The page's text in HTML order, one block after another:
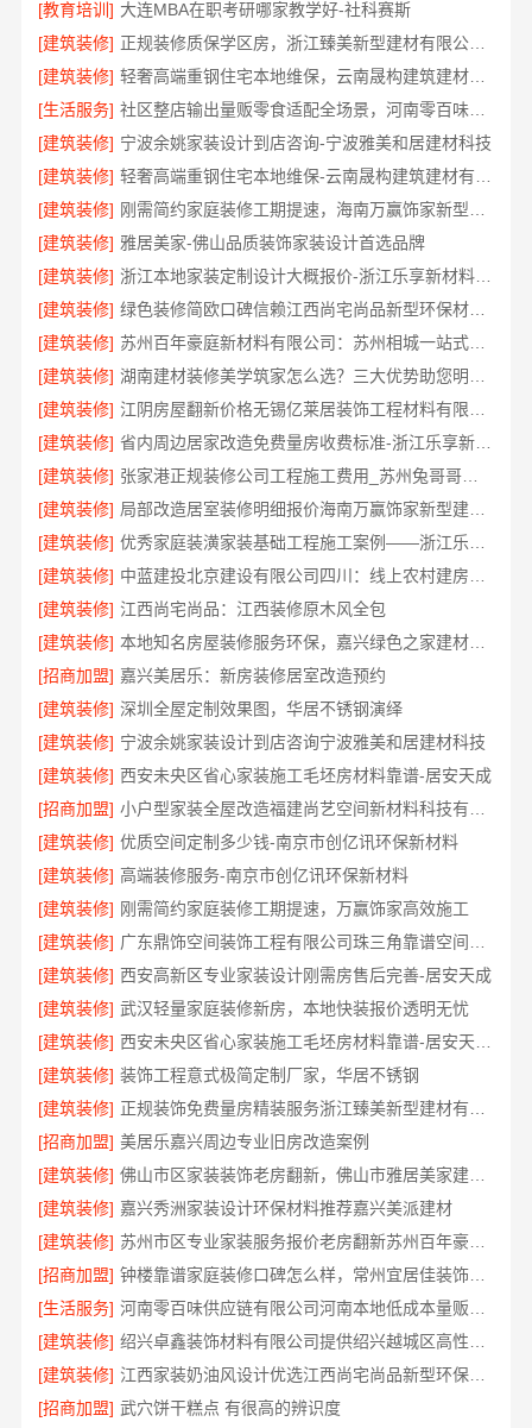
[教育培训] 大连MBA在职考研哪家教学好-社科赛斯
[建筑装修]
正规装修质保学区房，浙江臻美新型建材有限公司安心
[建筑装修]
轻奢高端重钢住宅本地维保，云南晟构建筑建材有限公司贴心服务
[生活服务]
社区整店输出量贩零食适配全场景，河南零百味供应链有限公司
[建筑装修] 宁波余姚家装设计到店咨询-宁波雅美和居建材科技
[建筑装修]
[建筑装修]
[建筑装修] 雅居美家-佛山品质装饰家装设计首选品牌
[建筑装修]
浙江本地家装定制设计大概报价-浙江乐享新材料有限公司
[建筑装修]
绿色装修简欧口碑信赖江西尚宅尚品新型环保材料有限公司
[建筑装修]
苏州百年豪庭新材料有限公司：苏州相城一站式家装设计多少钱拎包入住
[建筑装修]
[建筑装修]
[建筑装修]
省内周边居家改造免费量房收费标准-浙江乐享新材料有限公司
[建筑装修]
张家港正规装修公司工程施工费用_苏州兔哥哥智装新材料
[建筑装修]
局部改造居室装修明细报价海南万赢饰家新型建筑材料有限公
[建筑装修]
[建筑装修]
[建筑装修] 江西尚宅尚品：江西装修原木风全包
[建筑装修]
本地知名房屋装修服务环保，嘉兴绿色之家建材科技有限公司
[招商加盟] 嘉兴美居乐：新房装修居室改造预约
[建筑装修] 深圳全屋定制效果图，华居不锈钢演绎
[建筑装修] 宁波余姚家装设计到店咨询宁波雅美和居建材科技
[建筑装修] 西安未央区省心家装施工毛坯房材料靠谱-居安天成
[招商加盟]
[建筑装修] 优质空间定制多少钱-南京市创亿讯环保新材料
[建筑装修] 高端装修服务-南京市创亿讯环保新材料
[建筑装修] 刚需简约家庭装修工期提速，万赢饰家高效施工
[建筑装修]
[建筑装修] 西安高新区专业家装设计刚需房售后完善-居安天成
[建筑装修] 武汉轻量家庭装修新房，本地快装报价透明无忧
[建筑装修]
[建筑装修] 装饰工程意式极简定制厂家，华居不锈钢
[建筑装修]
[招商加盟] 美居乐嘉兴周边专业旧房改造案例
[建筑装修]
佛山市区家装装饰老房翻新，佛山市雅居美家建筑装饰工程有限公司焕新居
[建筑装修] 嘉兴秀洲家装设计环保材料推荐嘉兴美派建材
[建筑装修]
苏州市区专业家装服务报价老房翻新苏州百年豪庭新材料有限公司
[招商加盟]
钟楼靠谱家庭装修口碑怎么样，常州宜居佳装饰好评案例
[生活服务]
[建筑装修]
[建筑装修]
江西家装奶油风设计优选江西尚宅尚品新型环保材料有限公司
[招商加盟] 武穴饼干糕点 有很高的辨识度